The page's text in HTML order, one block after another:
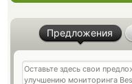
Предложения